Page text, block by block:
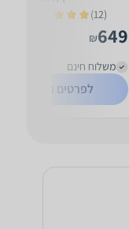
(12)
649
₪
משלוח חינם
לפרטים נוספים